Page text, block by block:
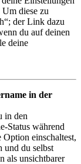
diese zu
der Link dazu
du auf deinen
deine
in der
in den
Status während
Option einschaltest,
und du selbst
als unsichtbarer